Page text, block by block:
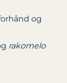
og
rakomelo